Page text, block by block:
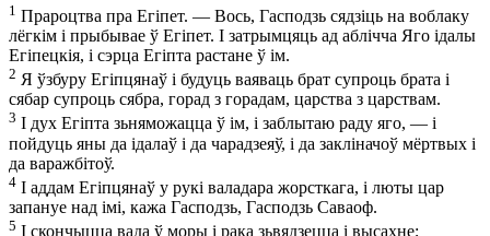
1 Прароцтва пра Егіпет. — Вось, Гасподзь сядзіць на воблаку
лёгкім і прыбывае ў Егіпет. І затрымцяць ад аблічча Яго ідалы
Егіпецкія, і сэрца Егіпта растане ў ім.
2 Я ўзбуру Егіпцянаў і будуць ваяваць брат супроць брата і
сябар супроць сябра, горад з горадам, царства з царствам.
3 І дух Егіпта зьняможацца ў ім, і заблытаю раду яго, — і
пойдуць яны да ідалаў і да чарадзеяў, і да закліначоў мёртвых і
да варажбітоў.
4 І аддам Егіпцянаў у рукі валадара жорсткага, і люты цар
запануе над імі, кажа Гасподзь, Гасподзь Саваоф.
5 І скончыцца вада ў моры і рака зьвядзецца і высахне;